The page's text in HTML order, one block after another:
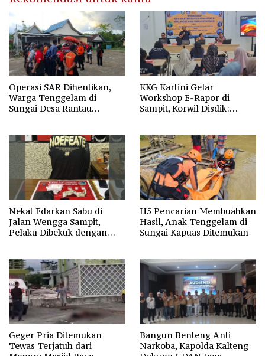
Operasi SAR Dihentikan,
Warga Tenggelam di
Sungai Desa Rantau
KKG Kartini Gelar
Workshop E-Rapor di
Sampit, Korwil Disdik:
Nekat Edarkan Sabu di
Jalan Wengga Sampit,
Pelaku Dibekuk dengan
H5 Pencarian Membuahkan
Hasil, Anak Tenggelam di
Sungai Kapuas Ditemukan
Geger Pria Ditemukan
Tewas Terjatuh dari
Bangun Benteng Anti
Narkoba, Kapolda Kalteng